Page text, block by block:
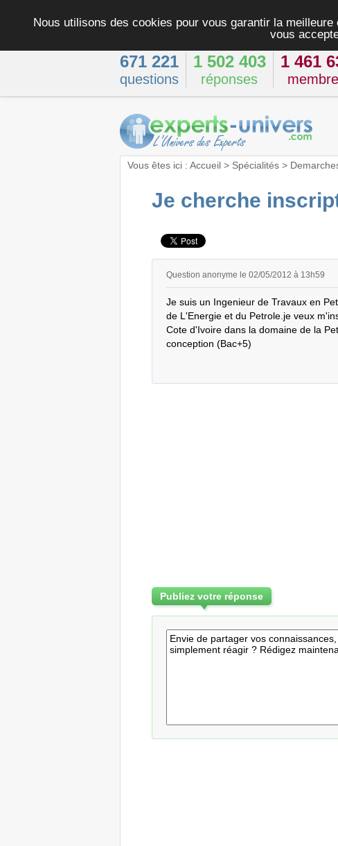
Nous utilisons des cookies pour vous garantir la
vous
671 221
questions
1 502 403
réponses
1 461
Vous êtes ici : Accueil> Spécialités>
Je cherche
Question anonyme le 02/05/2012 à 13h59
Je suis un Ingenieur de Travaux en
de L'Energie et du Petrole.je veux
Cote d'Ivoire dans la domaine de la
conception (Bac+5)
Publiez votre réponse